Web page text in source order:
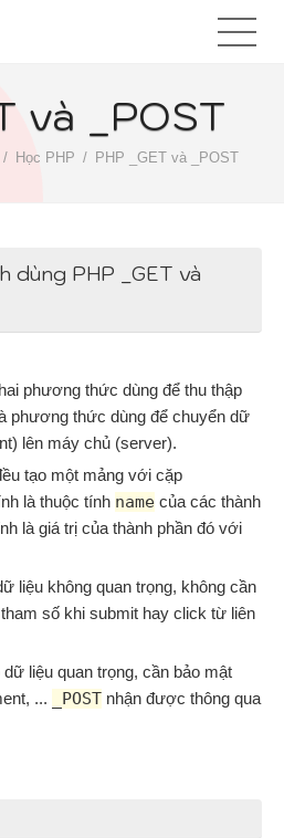
và _POST
Học PHP PHP _GET và _POST
dùng PHP _GET và
phương thức dùng để thu thập
phương thức dùng để chuyển dữ
lên máy chủ (server).
tạo một mảng với cặp
là thuộc tính name của các thành
là giá trị của thành phần đó với
liệu không quan trọng, không cần
số khi submit hay click từ liên
liệu quan trọng, cần bảo mật
...
_POST nhận được thông qua